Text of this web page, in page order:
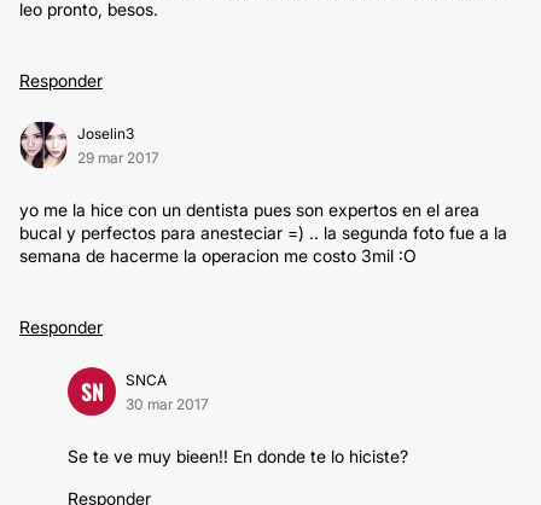
leo pronto, besos.
Responder
Joselin3
29 mar 2017
yo me la hice con un dentista pues son expertos en el area
bucal y perfectos para anesteciar =) .. la segunda foto fue a la
semana de hacerme la operacion me costo 3mil :O
Responder
SN
SNCA
30 mar 2017
Se te ve muy bieen!! En donde te lo hiciste?
Responder